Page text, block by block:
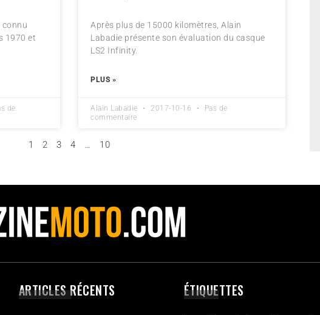
connu
1970 et
de
Après plus de 15000 kilomètres, Alain
Labadie présente son évaluation du casque
LS2 Infinity.
PLUS »
Alain Labadie 2017-10-16
Pas de
commentaire
1 2 3 4 … 10
ARTICLES RÉCENTS ÉTIQUETTES